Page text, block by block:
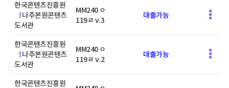
한국콘텐츠진흥원
나주본원콘텐츠
도서관
MM240 ㅇ
119ㄹ v.3
대출가능
한국콘텐츠진흥원
나주본원콘텐츠
도서관
MM240 ㅇ
119ㄹ v.2
대출가능
한국콘텐츠진흥원